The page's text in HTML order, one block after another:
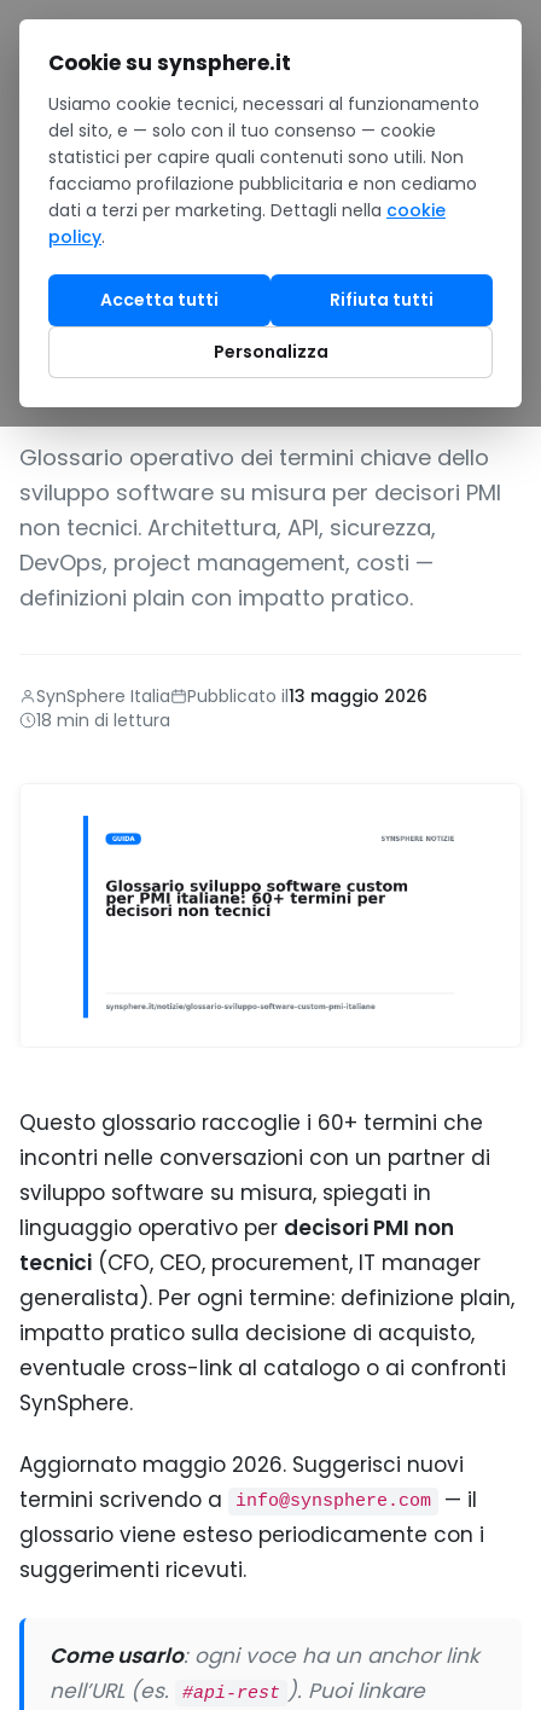
Salta al contenuto
Home / Notizie
Glossario sviluppo software custom per PMI italiane: 60+
termini per decisori non tecnici
GUIDA • In evidenza
Glossario sviluppo
software custom per PMI
italiane: 60+ termini per
decisori non tecnici
Glossario operativo dei termini chiave dello
sviluppo software su misura per decisori PMI
non tecnici. Architettura, API, sicurezza,
DevOps, project management, costi —
definizioni plain con impatto pratico.
SynSphere Italia Pubblicato il13 maggio 2026
18 min di lettura
Questo glossario raccoglie i 60+ termini che
incontri nelle conversazioni con un partner di
sviluppo software su misura, spiegati in
linguaggio operativo per decisori PMI non
tecnici (CFO, CEO, procurement, IT manager
generalista). Per ogni termine: definizione plain,
impatto pratico sulla decisione di acquisto,
eventuale cross-link al catalogo o ai confronti
SynSphere.
Aggiornato maggio 2026. Suggerisci nuovi
termini scrivendo a
info@synsphere.com
— il
glossario viene esteso periodicamente con i
suggerimenti ricevuti.
Come usarlo: ogni voce ha un anchor link
nell’URL (es.
#api-rest ). Puoi linkare
Cookie su synsphere.it
Usiamo cookie tecnici, necessari al funzionamento
del sito, e — solo con il tuo consenso — cookie
statistici per capire quali contenuti sono utili. Non
facciamo profilazione pubblicitaria e non cediamo
dati a terzi per marketing. Dettagli nella cookie
policy.
Accetta tutti Rifiuta tutti
Personalizza